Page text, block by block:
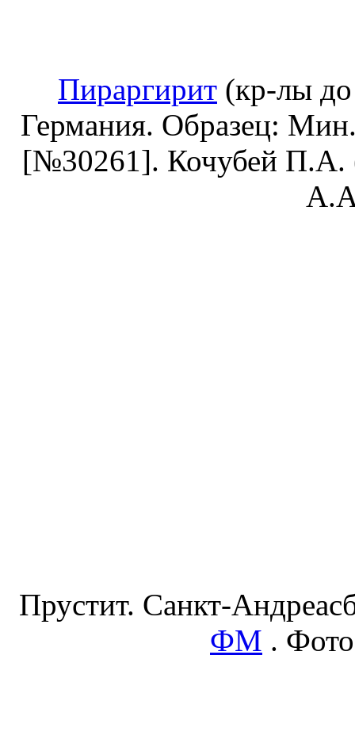
Пираргирит (кр-лы
Германия. Образец:
[№30261]. Кочубей П.А.
Прустит. Санкт-
ФМ .